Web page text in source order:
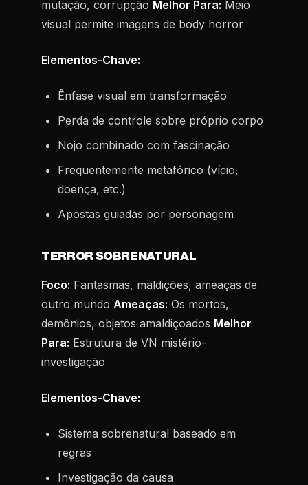
mutação, corrupção Melhor Para: Meio
visual permite imagens de body horror
Elementos-Chave:
Ênfase visual em transformação
Perda de controle sobre próprio corpo
Nojo combinado com fascinação
Frequentemente metafórico (vício,
doença, etc.)
Apostas guiadas por personagem
TERROR SOBRENATURAL
Foco: Fantasmas, maldições, ameaças de
outro mundo Ameaças: Os mortos,
demônios, objetos amaldiçoados Melhor
Para: Estrutura de VN mistério-
investigação
Elementos-Chave:
Sistema sobrenatural baseado em
regras
Investigação da causa